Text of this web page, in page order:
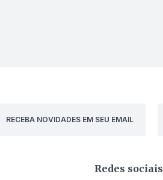
RECEBA NOVIDADES EM SEU EMAIL
Redes sociais